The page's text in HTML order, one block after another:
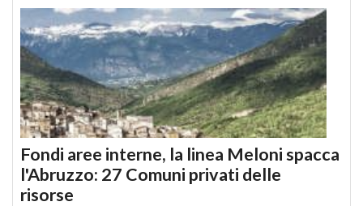
Fondi aree interne, la linea Meloni spacca
l'Abruzzo: 27 Comuni privati delle
risorse